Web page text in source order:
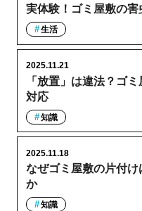
実体験！ゴミ屋敷の害
生活
「放置」は違法？ゴ
対応
2025.11.21
知識
なぜゴミ屋敷の片付
か
2025.11.18
知識